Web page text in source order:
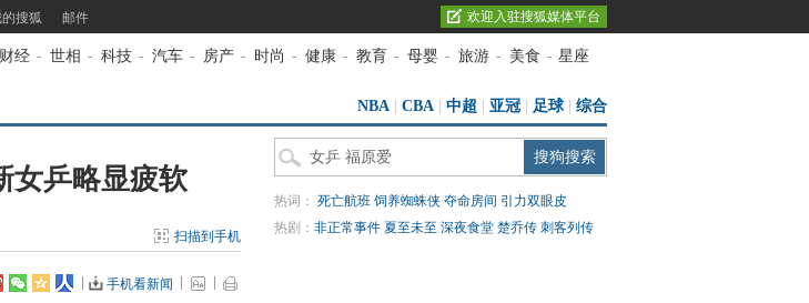
搜狐 邮件 欢迎入驻搜狐媒体平台
财经 - 世相 - 科技 - 汽车 - 房产 - 时尚 - 健康 - 教育 - 母婴 - 旅游 - 美食 - 星座
NBA CBA 中超 亚冠 足球| 综合
女乒略显疲软
扫描到手机
手机看新闻
热词： 死亡航班 饲养蜘蛛侠 夺命房间 引力双眼皮
热剧： 非正常事件 夏至未至 深夜食堂 楚乔传 刺客列传